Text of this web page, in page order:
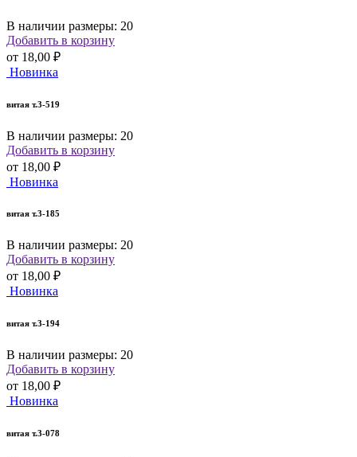
В наличии размеры: 20
Добавить в корзину
от 18,00 ₽
Новинка
витая т.3-519
В наличии размеры: 20
Добавить в корзину
от 18,00 ₽
Новинка
витая т.3-185
В наличии размеры: 20
Добавить в корзину
от 18,00 ₽
Новинка
витая т.3-194
В наличии размеры: 20
Добавить в корзину
от 18,00 ₽
Новинка
витая т.3-078